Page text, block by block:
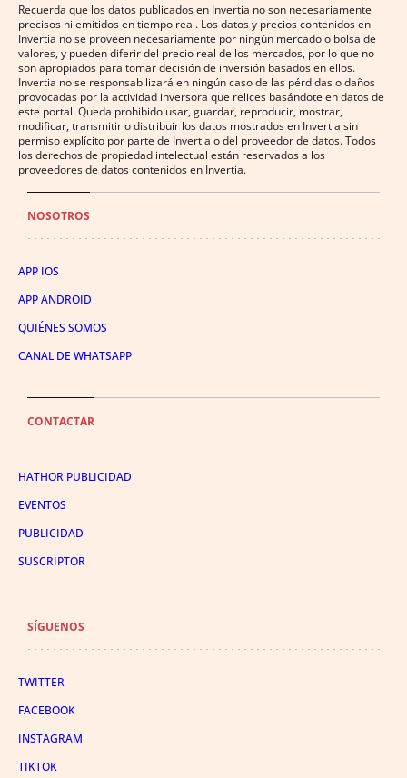
Recuerda que los datos publicados en Invertia no son necesariamente
precisos ni emitidos en tiempo real. Los datos y precios contenidos en
Invertia no se proveen necesariamente por ningún mercado o bolsa de
valores, y pueden diferir del precio real de los mercados, por lo que no
son apropiados para tomar decisión de inversión basados en ellos.
Invertia no se responsabilizará en ningún caso de las pérdidas o daños
provocadas por la actividad inversora que relices basándote en datos de
este portal. Queda prohibido usar, guardar, reproducir, mostrar,
modificar, transmitir o distribuir los datos mostrados en Invertia sin
permiso explícito por parte de Invertia o del proveedor de datos. Todos
los derechos de propiedad intelectual están reservados a los
proveedores de datos contenidos en Invertia.
NOSOTROS
APP IOS
APP ANDROID
QUIÉNES SOMOS
CANAL DE WHATSAPP
CONTACTAR
HATHOR PUBLICIDAD
EVENTOS
PUBLICIDAD
SUSCRIPTOR
SÍGUENOS
TWITTER
FACEBOOK
INSTAGRAM
TIKTOK